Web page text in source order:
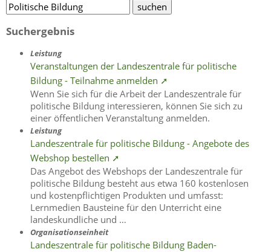
Suchergebnis
Leistung
Veranstaltungen der Landeszentrale für politische
Bildung - Teilnahme anmelden ➚
Wenn Sie sich für die Arbeit der Landeszentrale für
politische Bildung interessieren, können Sie sich zu
einer öffentlichen Veranstaltung anmelden.
Leistung
Landeszentrale für politische Bildung - Angebote des
Webshop bestellen ➚
Das Angebot des Webshops der Landeszentrale für
politische Bildung besteht aus etwa 160 kostenlosen
und kostenpflichtigen Produkten und umfasst:
Lernmedien Bausteine für den Unterricht eine
landeskundliche und …
Organisationseinheit
Landeszentrale für politische Bildung Baden-